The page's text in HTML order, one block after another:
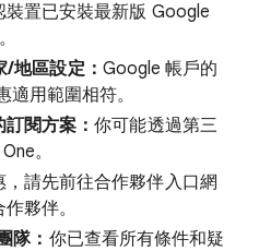
裝置已安裝最新版 Google
地區設定： Google 帳戶的
用範圍相符。
訂閱方案：你可能透過第三
。
請先前往合作夥伴入口網
夥伴。
隊： 你已查看所有條件和疑